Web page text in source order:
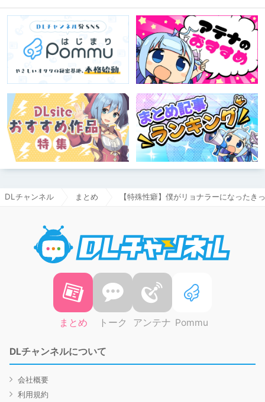
DLチャンネル まとめ 【特殊性癖】僕がリョナラーになったき
まとめ トーク アンテナ Pommu
DLチャンネルについて
会社概要
利用規約